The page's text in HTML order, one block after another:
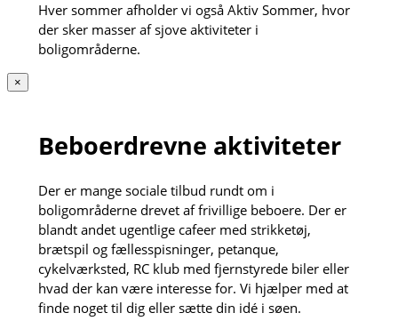
Hver sommer afholder vi også Aktiv Sommer, hvor
der sker masser af sjove aktiviteter i
boligområderne.
×
Beboerdrevne aktiviteter
Der er mange sociale tilbud rundt om i
boligområderne drevet af frivillige beboere. Der er
blandt andet ugentlige cafeer med strikketøj,
brætspil og fællesspisninger, petanque,
cykelværksted, RC klub med fjernstyrede biler eller
hvad der kan være interesse for. Vi hjælper med at
finde noget til dig eller sætte din idé i søen.